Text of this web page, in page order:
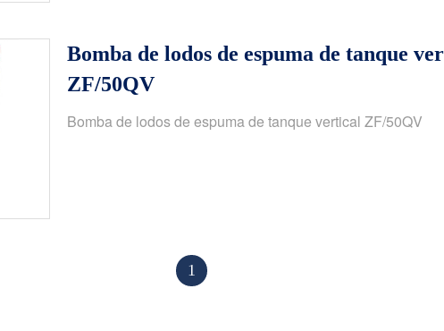
Bomba de lodos de espuma de tanque
ZF/50QV
Bomba de lodos de espuma de tanque vertical ZF/50QV
1